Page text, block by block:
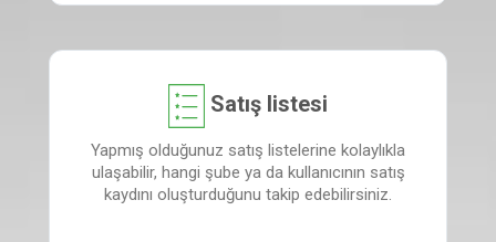
Satış listesi
Yapmış olduğunuz satış listelerine kolaylıkla
ulaşabilir, hangi şube ya da kullanıcının satış
kaydını oluşturduğunu takip edebilirsiniz.